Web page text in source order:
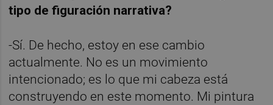
tipo de figuración narrativa?
-Sí. De hecho, estoy en ese cambio
actualmente. No es un movimiento
intencionado; es lo que mi cabeza está
construyendo en este momento. Mi pintura